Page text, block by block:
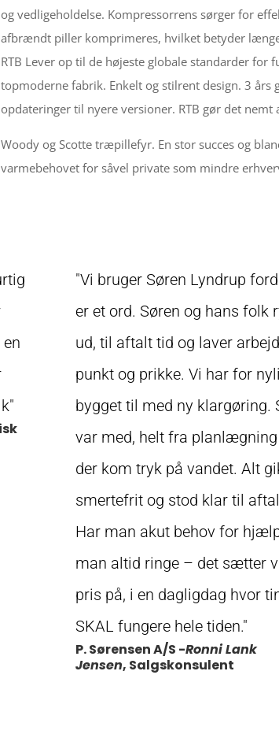
og vedligeholdelse. Kompressorrens sørger for
afbrændt piller komprimeres, hvilket betyder
RTB Lever op til de højeste globale standarder for
topmoderne fabrik. Enkelt og stilrent design. 3 års
opdateringer til nyere versioner. RTB gør det
Woody og Scotte træpillefyr. En stor succes og
varmebehovet for såvel private som mindre
"Vi bruger Søren Lyndrup
er et ord. Søren og hans folk
ud, til aftalt tid og laver
punkt og prikke. Vi har for
bygget til med ny klargøring.
var med, helt fra
der kom tryk på vandet. Alt
smertefrit og stod klar til
Har man akut behov for
man altid ringe – det sætter
pris på, i en dagligdag hvor
SKAL fungere hele tiden."
P. Sørensen A/S -Ronni Lank
Jensen, Salgskonsulent